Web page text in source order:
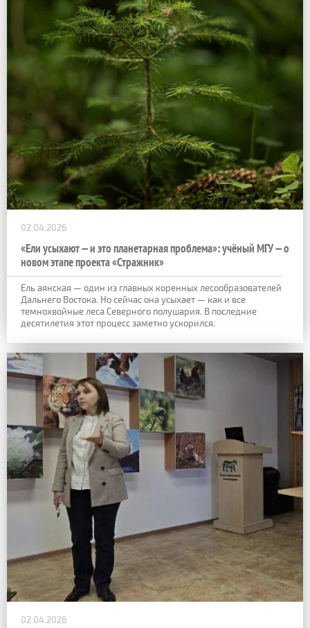
02.04.2026
«Ели усыхают — и это планетарная проблема»: учёный МГУ — о
новом этапе проекта «Стражник»
Ель аянская — один из главных коренных лесообразователей
Дальнего Востока. Но сейчас она усыхает — как и все
темнохвойные леса Северного полушария. В последние
десятилетия этот процесс заметно ускорился.
02.04.2026